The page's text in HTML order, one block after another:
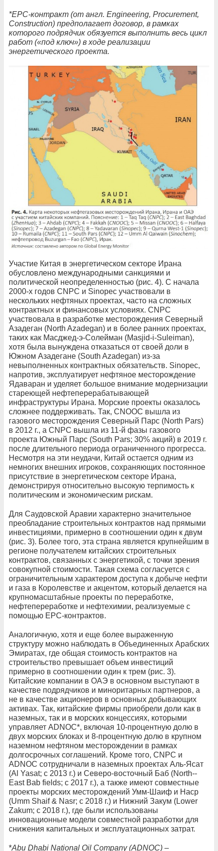
*EPC-контракт (от англ. Engineering, Procurement,
Construction) предполагает договор, в рамках
которого подрядчик обязуется выполнить весь цикл
работ («под ключ») в ходе реализации
энергетического проекта.
Участие Китая в энергетическом секторе Ирана
обусловлено международными санкциями и
политической неопределенностью (рис. 4). С начала
2000‑х годов CNPC и Sinopec участвовали в
нескольких нефтяных проектах, часто на сложных
контрактных и финансовых условиях. CNPC
участвовала в разработке месторождения Северный
Азадеган (North Azadegan) и в более ранних проектах,
таких как Масджед-э-Солейман (Masjid-i-­Suleiman),
хотя была вынуждена отказаться от своей доли в
Южном Азадегане (South Azadegan) из-за
невыполненных контрактных обязательств. Sinopec,
напротив, эксплуатирует нефтяное месторождение
Ядаваран и уделяет большое внимание модернизации
стареющей нефтеперерабатывающей
инфраструктуры Ирана. Морские проекты оказалось
сложнее поддерживать. Так, CNOOC вышла из
газового месторождения Северный Парс (North Pars)
в 2012 г., а CNPC вышла из 11‑й фазы газового
проекта Южный Парс (South Pars; 30% акций) в 2019 г.
после длительного периода ограниченного прогресса.
Несмотря на эти неудачи, Китай остается одним из
немногих внешних игроков, сохраняющих постоянное
присутствие в энергетическом секторе Ирана,
демонстрируя относительно высокую терпимость к
политическим и экономическим рискам.
Для Саудовской Аравии характерно значительное
преобладание строительных контрактов над прямыми
инвестициями, примерно в соотношении один к двум
(рис. 3). Более того, эта страна является крупнейшим в
регионе получателем китайских строительных
контрактов, связанных с энергетикой, с точки зрения
совокупной стоимости. Такая схема согласуется с
ограничительным характером доступа к добыче нефти
и газа в Королевстве и акцентом, который делается на
крупномасштабные проекты по переработке,
нефтепереработке и нефтехимии, реализуемые с
помощью EPC-контрактов.
Аналогичную, хотя и еще более выраженную
структуру можно наблюдать в Объединенных Арабских
Эмиратах, где общая стоимость контрактов на
строительство превышает объем инвестиций
примерно в соотношении один к трем (рис. 3).
Китайские компании в ОАЭ в основном выступают в
качестве подрядчиков и миноритарных партнеров, а
не в качестве акционеров в основных добывающих
активах. Так, китайские фирмы приобрели доли как в
наземных, так и в морских концессиях, которыми
управляет ADNOC*, включая 10‑процентную долю в
двух морских блоках и 8‑процентную долю в крупном
наземном нефтяном месторождении в рамках
долгосрочных соглашений. Кроме того, CNPC и
ADNOC сотрудничали в наземных проектах Аль-­Ясат
(Al Yasat; с 2013 г.) и Северо-восточный Баб (North-­
East Bab fields; с 2017 г.), а также имеют совместные
проекты морских месторождений Умм-­Шаиф и Наср
(Umm Shaif & Nasr; с 2018 г.) и Нижний Закум (Lower
Zakum; с 2018 г.), где были использованы
инновационные модели совместной разработки для
снижения капитальных и эксплуатационных затрат.
*Abu Dhabi National Oil Company (ADNOC) –